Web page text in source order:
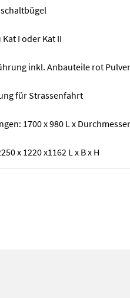
I oder Kat II
inkl. Anbauteile rot
für Strassenfahrt
1700 x 980 L x Durchmesser
x 1220 x1162 L x B x H
Schlauch NW 75